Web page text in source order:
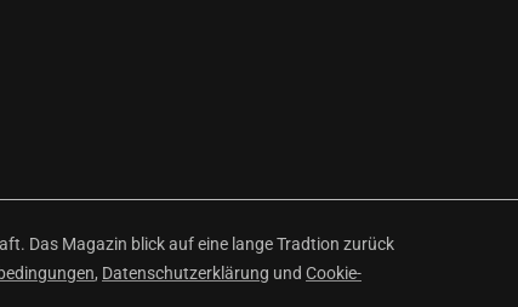
Das Magazin blick auf eine lange Tradtion zurück
, Datenschutzerklärung und Cookie-